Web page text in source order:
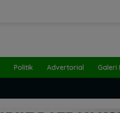
Politik Advertorial Galeri